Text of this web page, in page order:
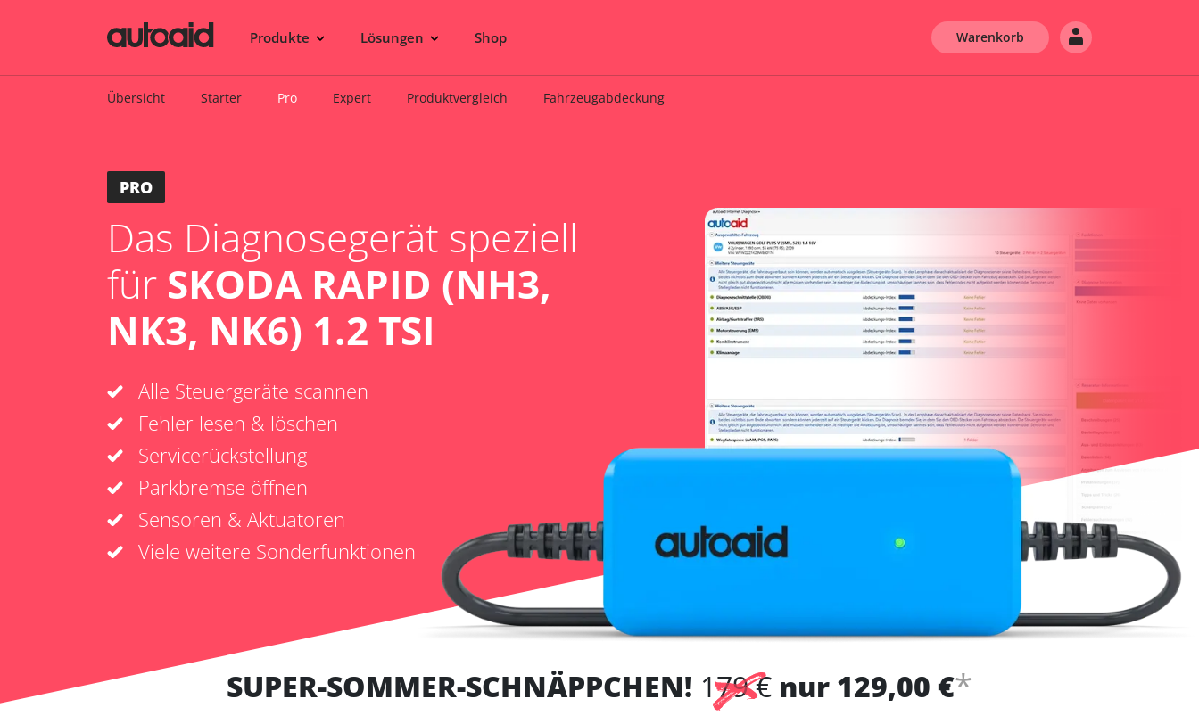
Produkte Lösungen Shop Warenkorb
Übersicht Starter Pro Expert Produktvergleich Fahrzeugabdeckung
PRO
Das Diagnosegerät speziell
für SKODA RAPID (NH3,
NK3, NK6) 1.2 TSI
Alle Steuergeräte scannen
Fehler lesen & löschen
Servicerückstellung
Parkbremse öffnen
Sensoren & Aktuatoren
Viele weitere Sonderfunktionen
SUPER-SOMMER-SCHNÄPPCHEN! 179 € nur 129,00 €*